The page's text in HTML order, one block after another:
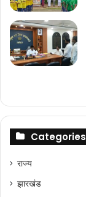
Categories
राज्‍य
झारखंड